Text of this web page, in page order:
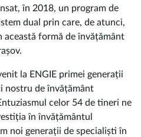
în 2018, un program de
dual prin care, de atunci,
formă de învățământ
la ENGIE primei generații
nostru de învățământ
celor 54 de tineri ne
în învățământul
noi generații de specialiști în